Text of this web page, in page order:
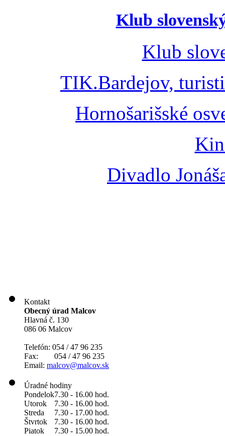
Klub
Klub
TIK.Bardejov,
Hornošarišské
Divadlo
Kontakt
Obecný úrad Malcov
Hlavná č. 130
086 06 Malcov
Telefón: 054 / 47 96 235
Fax: 054 / 47 96 235
Email: malcov@malcov.sk
Úradné hodiny
Pondelok7.30 - 16.00 hod.
Utorok
7.30 - 16.00 hod.
Streda
7.30 - 17.00 hod.
Štvrtok
7.30 - 16.00 hod.
Piatok
7.30 - 15.00 hod.